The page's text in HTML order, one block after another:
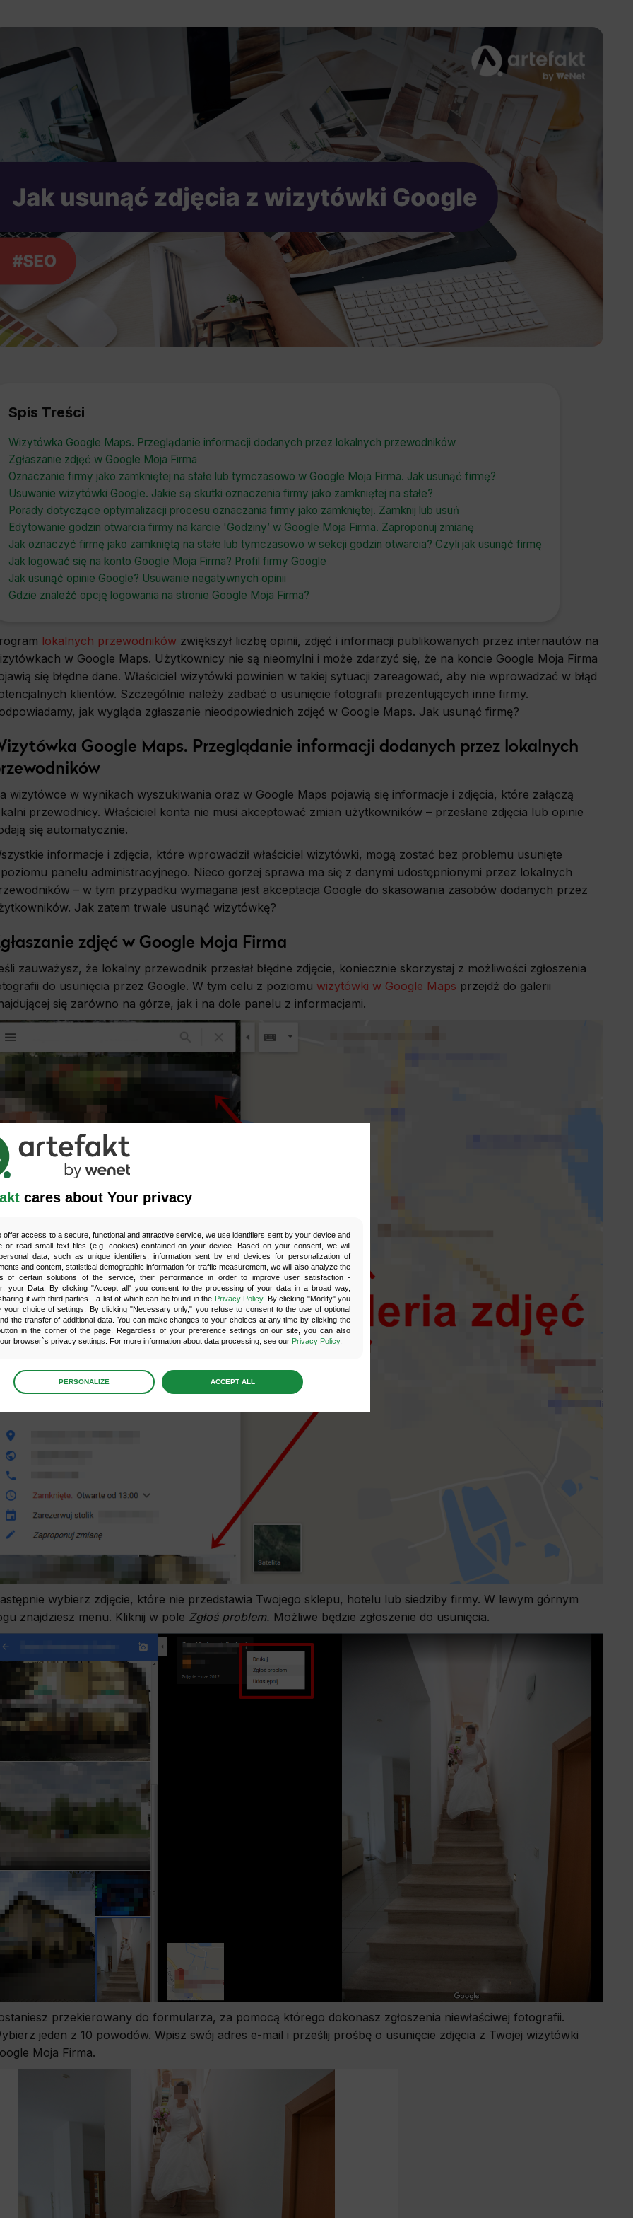
cares about Your privacy
offer access to a secure, functional and attractive service, we use identifiers sent by your device and
or read small text files (e.g. cookies) contained on your device. Based on your consent, we will
data, such as unique identifiers, information sent by end devices for personalization of
and content, statistical demographic information for traffic measurement, we will also analyze the
of certain solutions of the service, their performance in order to improve user satisfaction -
your Data. By clicking "Accept all" you consent to the processing of your data in a broad way,
it with third parties - a list of which can be found in the Privacy Policy. By clicking "Modify" you
your choice of settings. By clicking "Necessary only," you refuse to consent to the use of optional
the transfer of additional data. You can make changes to your choices at any time by clicking the
in the corner of the page. Regardless of your preference settings on our site, you can also
browser`s privacy settings. For more information about data processing, see our Privacy Policy.
preferences
scripts and data stored on the end device contribute to the security and usability of the website by enabling
to basic functions such as site navigation and access to specific areas of the website. The website cannot
displayed without this group.
used to personalize your use of our website and to remember choices you make while using our website.
we may use functional cookies to remember your language preferences or to remember your login
making it easier for you to use the site.
data used to collect information to analyze site traffic and how users use the site, how they came to the site,
effectiveness of actions taken and content presented.
for displaying personalized ads that may be of interest to the user based on browsing history and
demographic criteria. Also, third-party files that, in conjunction with files installed while browsing other
profile the user, providing him or her with the marketing, advertising and retargeting content deemed most
PERSONALIZE ACCEPT ALL
Spis Treści
Wizytówka Google Maps. Przeglądanie informacji dodanych przez lokalnych przewodników
Zgłaszanie zdjęć w Google Moja Firma
Oznaczanie firmy jako zamkniętej na stałe lub tymczasowo w Google Moja Firma. Jak usunąć firmę?
Usuwanie wizytówki Google. Jakie są skutki oznaczenia firmy jako zamkniętej na stałe?
Porady dotyczące optymalizacji procesu oznaczania firmy jako zamkniętej. Zamknij lub usuń
Edytowanie godzin otwarcia firmy na karcie 'Godziny’ w Google Moja Firma. Zaproponuj zmianę
Jak oznaczyć firmę jako zamkniętą na stałe lub tymczasowo w sekcji godzin otwarcia? Czyli jak usunąć firmę
Jak logować się na konto Google Moja Firma? Profil firmy Google
Jak usunąć opinie Google? Usuwanie negatywnych opinii
Gdzie znaleźć opcję logowania na stronie Google Moja Firma?
lokalnych przewodników zwiększył liczbę opinii, zdjęć i informacji publikowanych przez internautów na
w Google Maps. Użytkownicy nie są nieomylni i może zdarzyć się, że na koncie Google Moja Firma
się błędne dane. Właściciel wizytówki powinien w takiej sytuacji zareagować, aby nie wprowadzać w błąd
klientów. Szczególnie należy zadbać o usunięcie fotografii prezentujących inne firmy.
jak wygląda zgłaszanie nieodpowiednich zdjęć w Google Maps. Jak usunąć firmę?
Google Maps. Przeglądanie informacji dodanych przez lokalnych
wizytówce w wynikach wyszukiwania oraz w Google Maps pojawią się informacje i zdjęcia, które załączą
przewodnicy. Właściciel konta nie musi akceptować zmian użytkowników – przesłane zdjęcia lub opinie
się automatycznie.
informacje i zdjęcia, które wprowadził właściciel wizytówki, mogą zostać bez problemu usunięte
panelu administracyjnego. Nieco gorzej sprawa ma się z danymi udostępnionymi przez lokalnych
– w tym przypadku wymagana jest akceptacja Google do skasowania zasobów dodanych przez
Jak zatem trwale usunąć wizytówkę?
zdjęć w Google Moja Firma
zauważysz, że lokalny przewodnik przesłał błędne zdjęcie, koniecznie skorzystaj z możliwości zgłoszenia
do usunięcia przez Google. W tym celu z poziomu wizytówki w Google Maps przejdź do galerii
się zarówno na górze, jak i na dole panelu z informacjami.
wybierz zdjęcie, które nie przedstawia Twojego sklepu, hotelu lub siedziby firmy. W lewym górnym
znajdziesz menu. Kliknij w pole Zgłoś problem. Możliwe będzie zgłoszenie do usunięcia.
przekierowany do formularza, za pomocą którego dokonasz zgłoszenia niewłaściwej fotografii.
jeden z 10 powodów. Wpisz swój adres e-mail i prześlij prośbę o usunięcie zdjęcia z Twojej wizytówki
Moja Firma.